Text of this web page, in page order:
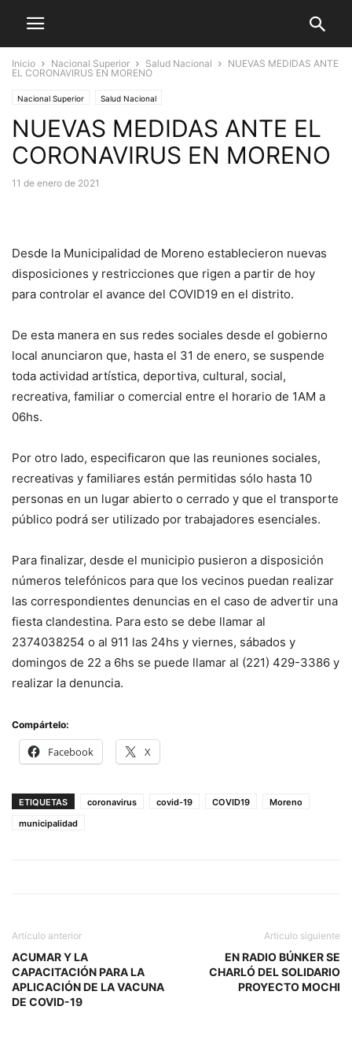
Inicio Nacional Superior Salud Nacional
NUEVAS MEDIDAS ANTE
EL CORONAVIRUS EN MORENO
Nacional Superior Salud Nacional
NUEVAS MEDIDAS ANTE EL
CORONAVIRUS EN MORENO
11 de enero de 2021
Desde la Municipalidad de Moreno establecieron nuevas
disposiciones y restricciones que rigen a partir de hoy
para controlar el avance del COVID19 en el distrito.
De esta manera en sus redes sociales desde el gobierno
local anunciaron que, hasta el 31 de enero, se suspende
toda actividad artística, deportiva, cultural, social,
recreativa, familiar o comercial entre el horario de 1AM a
06hs.
Por otro lado, especificaron que las reuniones sociales,
recreativas y familiares están permitidas sólo hasta 10
personas en un lugar abierto o cerrado y que el transporte
público podrá ser utilizado por trabajadores esenciales.
Para finalizar, desde el municipio pusieron a disposición
números telefónicos para que los vecinos puedan realizar
las correspondientes denuncias en el caso de advertir una
fiesta clandestina. Para esto se debe llamar al
2374038254 o al 911 las 24hs y viernes, sábados y
domingos de 22 a 6hs se puede llamar al (221) 429-3386 y
realizar la denuncia.
Compártelo:
Facebook X
ETIQUETAS coronavirus covid-19 COVID19
Moreno
municipalidad
Artículo anterior
ACUMAR Y LA
CAPACITACIÓN PARA LA
APLICACIÓN DE LA VACUNA
DE COVID-19
Artículo siguiente
EN RADIO BÚNKER SE
CHARLÓ DEL SOLIDARIO
PROYECTO MOCHI